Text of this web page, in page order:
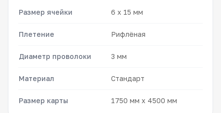
Размер ячейки 6 x 15 мм
Плетение Рифлёная
Диаметр проволоки 3 мм
Материал Стандарт
Размер карты 1750 мм x 4500 мм